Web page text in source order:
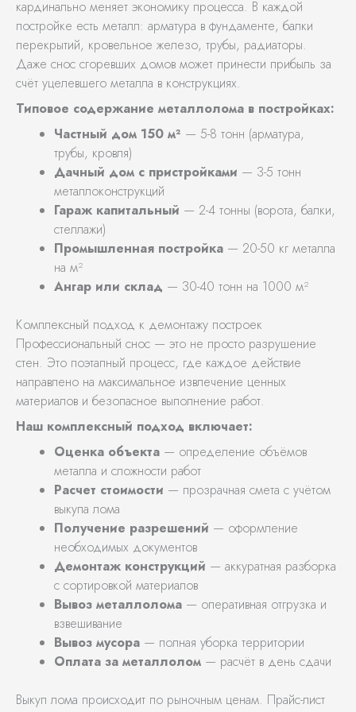
кардинально меняет экономику процесса. В каждой
постройке есть металл: арматура в фундаменте, балки
перекрытий, кровельное железо, трубы, радиаторы.
Даже снос сгоревших домов может принести прибыль за
счёт уцелевшего металла в конструкциях.
Типовое содержание металлолома в постройках:
Частный дом 150 м² — 5-8 тонн (арматура,
трубы, кровля)
Дачный дом с пристройками — 3-5 тонн
металлоконструкций
Гараж капитальный — 2-4 тонны (ворота, балки,
стеллажи)
Промышленная постройка — 20-50 кг металла
на м²
Ангар или склад — 30-40 тонн на 1000 м²
Комплексный подход к демонтажу построек
Профессиональный снос — это не просто разрушение
стен. Это поэтапный процесс, где каждое действие
направлено на максимальное извлечение ценных
материалов и безопасное выполнение работ.
Наш комплексный подход включает:
Оценка объекта — определение объёмов
металла и сложности работ
Расчет стоимости — прозрачная смета с учётом
выкупа лома
Получение разрешений — оформление
необходимых документов
Демонтаж конструкций — аккуратная разборка
с сортировкой материалов
Вывоз металлолома — оперативная отгрузка и
взвешивание
Вывоз мусора — полная уборка территории
Оплата за металлолом — расчёт в день сдачи
Выкуп лома происходит по рыночным ценам. Прайс-лист